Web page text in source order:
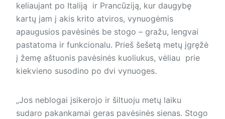
keliaujant po Italiją ir Prancūziją, kur daugybę
kartų jam į akis krito atviros, vynuogėmis
apaugusios pavėsinės be stogo – gražu, lengvai
pastatoma ir funkcionalu. Prieš šešetą metų įgręžė
į žemę aštuonis pavėsinės kuoliukus, vėliau prie
kiekvieno susodino po dvi vynuoges.
„Jos neblogai įsikerojo ir šiltuoju metų laiku
sudaro pakankamai geras pavėsinės sienas. Stogo